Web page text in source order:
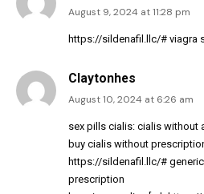
August 9, 2024 at 11:28 pm
https://sildenafil.llc/# viagra
Claytonhes
August 10, 2024 at 6:26 am
sex pills cialis: cialis without
buy cialis without
https://sildenafil.llc/#
prescription